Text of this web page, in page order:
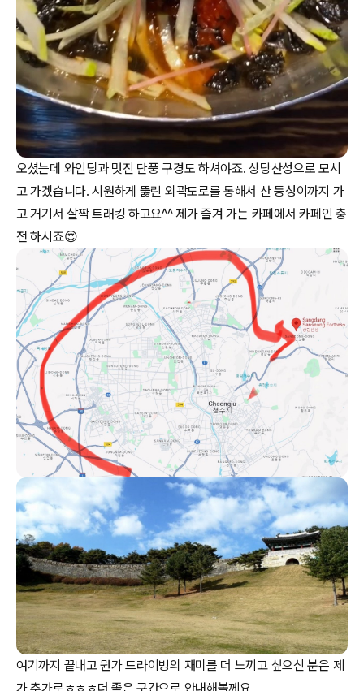
오셨는데 와인딩과 멋진 단풍 구경도 하셔야죠. 상당산성으로 모시
고 가겠습니다. 시원하게 뚫린 외곽도로를 통해서 산 등성이까지 가
고 거기서 살짝 트래킹 하고요^^ 제가 즐겨 가는 카페에서 카페인 충
전 하시죠😍
여기까지 끝내고 뭔가 드라이빙의 재미를 더 느끼고 싶으신 분은 제